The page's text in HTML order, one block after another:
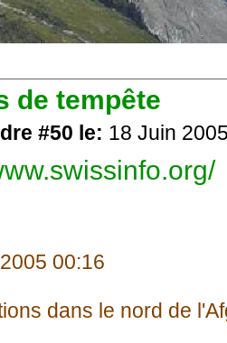
de tempête
#50 le: 18 Juin
00:16
dans le nord de